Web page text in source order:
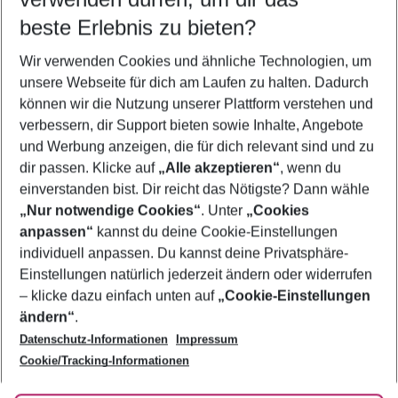
5-8 Nächte
2 Erwachsene Keine Kinder
Mehr Filter anzeigen
Footer
Footer navigation
Über uns
AGB
Bestpreisgarantie
Cookie-Einstellungen ändern
Cookie-Richtlinie
Agenturbetreuung
Barrierefreies Reisen
Folge uns
beste Erlebnis zu bieten?
Wir verwenden Cookies und ähnliche Technologien, um
unsere Webseite für dich am Laufen zu halten. Dadurch
können wir die Nutzung unserer Plattform verstehen und
verbessern, dir Support bieten sowie Inhalte, Angebote
und Werbung anzeigen, die für dich relevant sind und zu
dir passen. Klicke auf „Alle akzeptieren“, wenn du
einverstanden bist. Dir reicht das Nötigste? Dann wähle
„Nur notwendige Cookies“. Unter „Cookies
anpassen“ kannst du deine Cookie-Einstellungen
individuell anpassen. Du kannst deine Privatsphäre-
Einstellungen natürlich jederzeit ändern oder widerrufen
– klicke dazu einfach unten auf „Cookie-Einstellungen
ändern“.
Datenschutz-Informationen
Impressum
Cookie/Tracking-Informationen